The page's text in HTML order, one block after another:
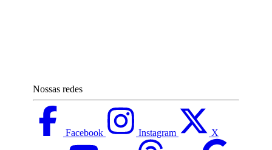
Nossas redes
Facebook Instagram X